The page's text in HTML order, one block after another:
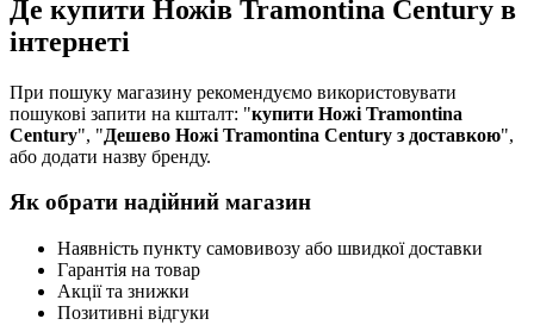
Де купити Ножів Tramontina Century в
інтернеті
При пошуку магазину рекомендуємо використовувати
пошукові запити на кшталт: "купити Ножі Tramontina
Century", "Дешево Ножі Tramontina Century з доставкою",
або додати назву бренду.
Як обрати надійний магазин
Наявність пункту самовивозу або швидкої доставки
Гарантія на товар
Акції та знижки
Позитивні відгуки